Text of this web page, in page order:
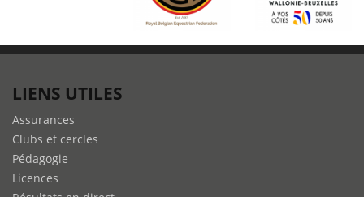
LIENS UTILES
Assurances
Clubs et cercles
Pédagogie
Licences